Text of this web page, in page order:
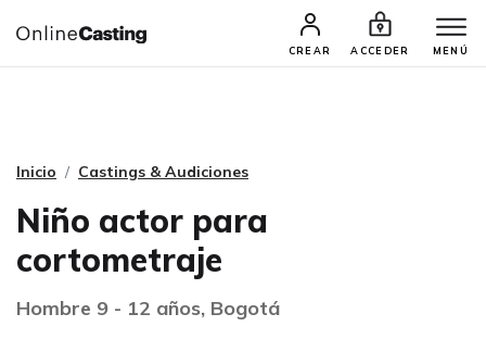
CREAR ACCEDER MENÚ
CASTINGS Y AUDICIONES TALENTOS
Inicio Castings & Audiciones
Niño actor para
cortometraje
Hombre 9 - 12 años, Bogotá